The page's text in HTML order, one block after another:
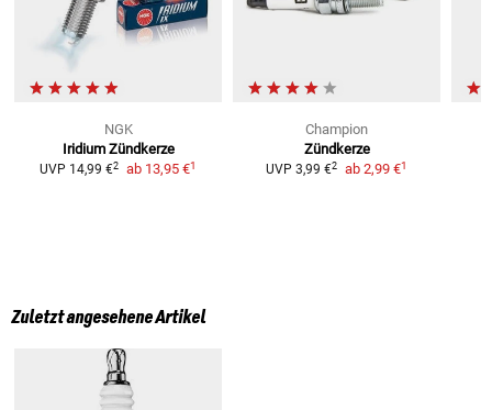
NGK
Iridium Zündkerze
UVP 14,99 €2 ab 13,95 €1
Champion
Zündkerze
UVP 3,99 €2 ab 2,99 €1
Zuletzt angesehene Artikel